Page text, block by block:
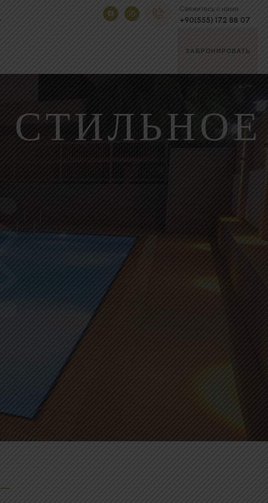
Свяжитесь с нами
+90(555) 172 88 07
ЗАБРОНИРОВАТЬ